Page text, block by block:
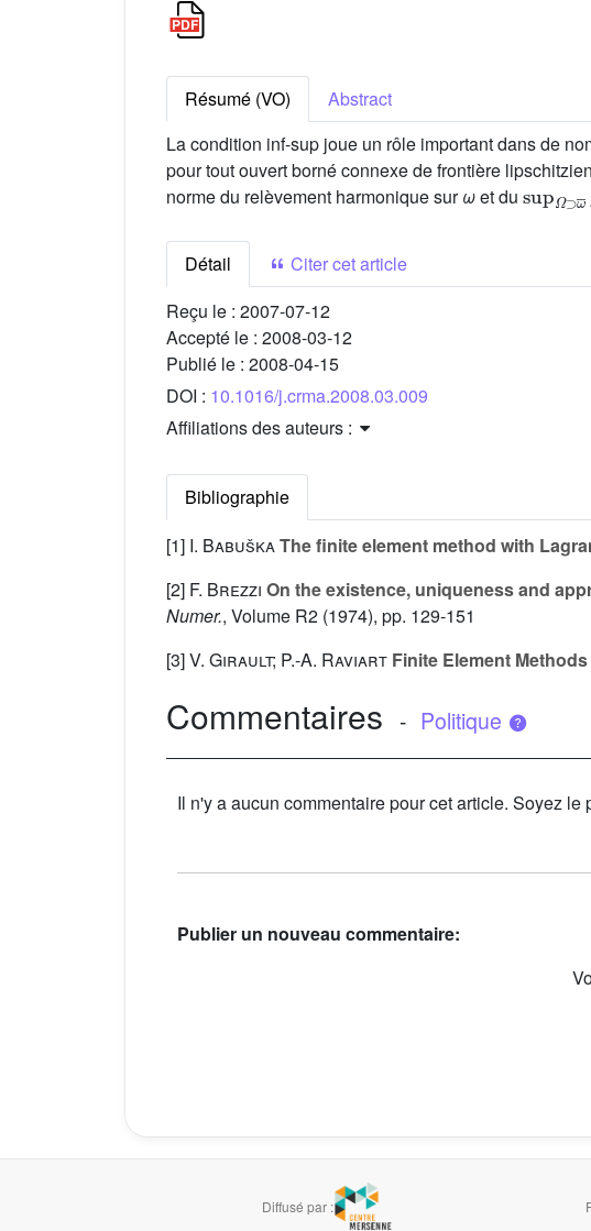
Résumé (VO)
Abstract
La condition inf-sup joue un rôle important dans de
pour tout ouvert borné connexe de frontière
norme du relèvement harmonique surωet du
supΩ⊃
Détail
Citer cet article
Reçu le : 2007-07-12
Accepté le : 2008-03-12
Publié le : 2008-04-15
DOI : 10.1016/j.crma.2008.03.009
Affiliations des auteurs :
Bibliographie
[1] I. BabuškaThe finite element method with
[2] F. Brezzi On the existence, uniqueness and
Numer., Volume R2 (1974), pp. 129-151
[3]V. Girault; P.-A. Raviart Finite Element
Commentaires - Politique
Il n'y a aucun commentaire pour cet article. Soyez le
Publier un nouveau commentaire:
Diffusé par :